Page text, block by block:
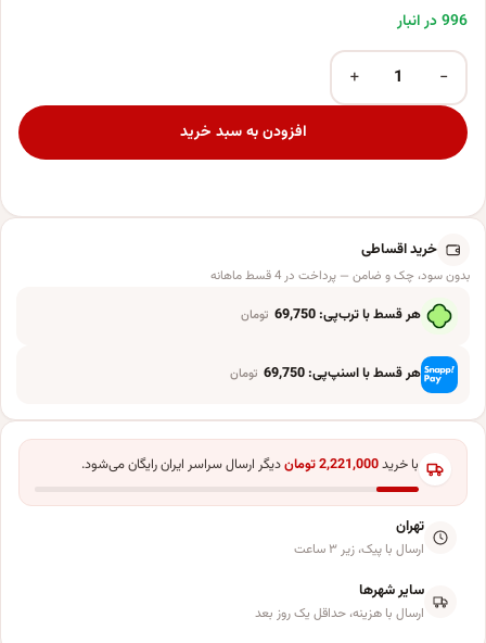
996 در انبار
بادکنک فویلی لاکی بالونز طرح دایناسور کلاه دار و Happy Birthday طرح DINO کد 1006 مجموعه 2 عددی عدد
−
+
افزودن به سبد خرید
خرید اقساطی
بدون سود، چک و ضامن — پرداخت در 4 قسط ماهانه
هر قسط با ترب‌پی:69,750 تومان
هر قسط با اسنپ‌پی:69,750 تومان
با خرید2,221,000توماندیگر ارسال سراسر ایران رایگان می‌شود.
تهران
ارسال با پیک، زیر ۳ ساعت
سایر شهرها
ارسال با هزینه، حداقل یک روز بعد